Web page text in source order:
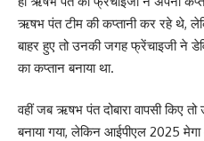
ऋषभ पंत टीम की कप्तानी कर रहे थे,
बाहर हुए तो उनकी जगह फ्रेंचाइजी ने
का कप्तान बनाया था.
वहीं जब ऋषभ पंत दोबारा वापसी किए
बनाया गया, लेकिन आईपीएल 2025